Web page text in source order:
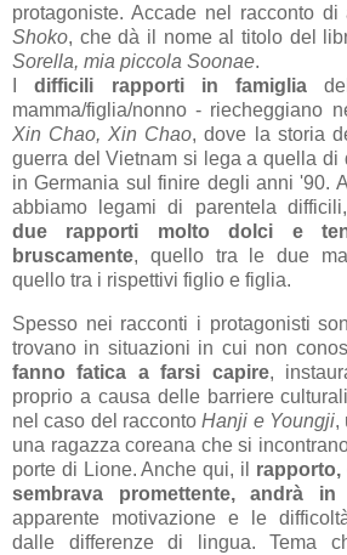
protagoniste. Accade nel racconto di
Shoko, che dà il nome al titolo del
Sorella, mia piccola Soonae.
Idifficili rapporti in famiglia
mamma/figlia/nonno - riecheggiano
Xin Chao, Xin Chao, dove la storia
guerra del Vietnam si lega a quella di
in Germania sul finire degli anni '90.
abbiamo legami di parentela difficili,
due rapporti molto dolci e
bruscamente, quello tra le due
quello tra i rispettivi figlio e figlia.
Spesso nei racconti i protagonisti
trovano in situazioni in cui non
fanno fatica a farsi capire,
proprio a causa delle barriere
nel caso del raccontoHanji e Youngji,
una ragazza coreana che si
porte di Lione. Anche qui, il
rapporto,
sembrava promettente, andrà in
apparente motivazione e le
dalle differenze di lingua. Tema